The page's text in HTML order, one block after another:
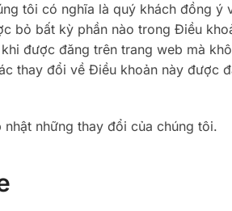
tôi có nghĩa là quý khách đồng ý
bỏ bất kỳ phần nào trong Điều
được đăng trên trang web mà
thay đổi về Điều khoản này được
những thay đổi của chúng tôi.